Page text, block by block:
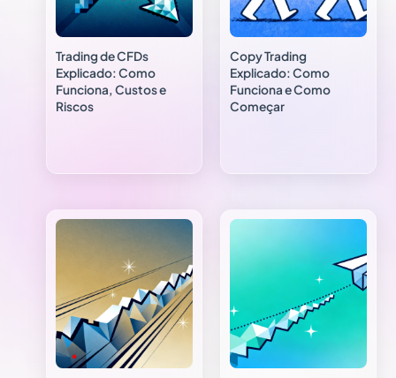
Trading de CFDs
Explicado: Como
Funciona, Custos e
Riscos
Copy Trading
Explicado: Como
Funciona e Como
Começar